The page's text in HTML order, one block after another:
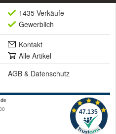
1435 Verkäufe
Gewerblich
Kontakt
Alle Artikel
AGB & Datenschutz